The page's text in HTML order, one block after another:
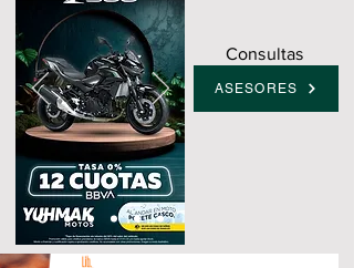
Consultas
ASESORES